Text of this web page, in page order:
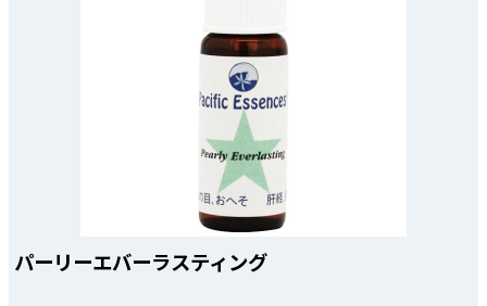
パーリーエバーラスティング